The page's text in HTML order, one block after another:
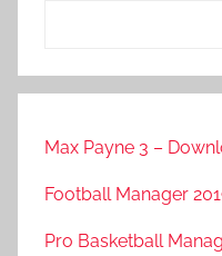
Max Payne 3 –
Football Manager
Pro Basketball